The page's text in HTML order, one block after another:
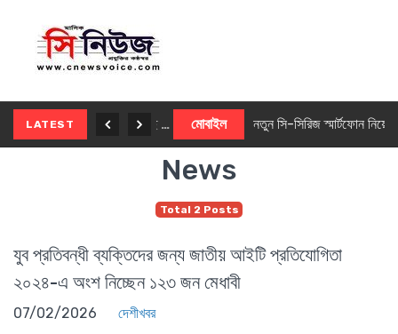
LATEST মোবাইল নতুন সি-সিরিজ স্মার্টফোন নিয়ে আসছে রিয়েলমি
News
Total 2 Posts
যুব প্রতিবন্ধী ব্যক্তিদের জন্য জাতীয় আইটি প্রতিযোগিতা
২০২৪-এ অংশ নিচ্ছেন ১২৩ জন মেধাবী
07/02/2026 দেশীখবর